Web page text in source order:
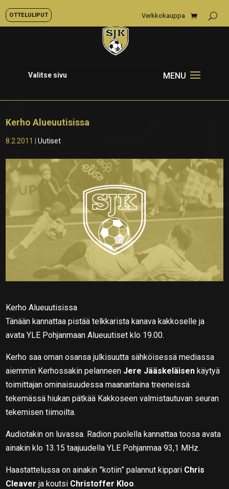
OTTELULIPUT Verkkokauppa
Valitse sivu
Kerho Alueuutisissa
8.2.2011 |Uutiset
Kerho Alueuutisissa
Tänään kannattaa pistää telkkarista kanava kakkoselle ja
avata YLE Pohjanmaan Alueuutiset klo 19.00.
Kerho saa oman osansa julkisuutta sähköisessä mediassa
aiemmin Kerhossakin pelanneen Jere Jääskeläisen käytyä
toimittajan ominaisuudessa maanantaina treeneissä
tekemässä hiukan pätkää Kakkoseen valmistautuvan seuran
tekemisen tiimoilta.
Audiotakin on luvassa. Radion puolella kannattaa toosa avata
ainakin klo 13.15 taajuudella YLE Pohjanmaa 93,1 MHz.
Haastattelussa on ainakin ”kotiin” palannut kippari Chris
Cleaver ja koutsi Christoffer Kloo.